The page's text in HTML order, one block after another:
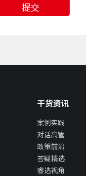
提交
干货资讯
案例实践
对话高管
政策前沿
答疑精选
睿选视角